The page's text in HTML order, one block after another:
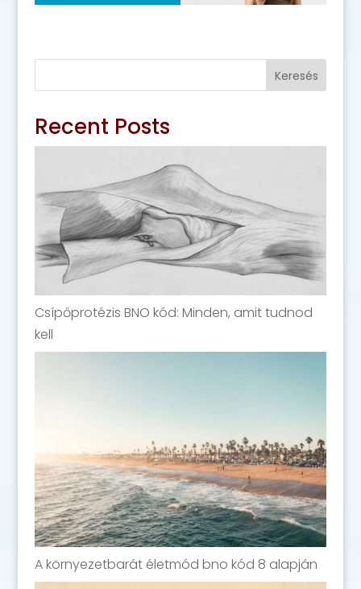
Keresés
Recent Posts
Csípőprotézis BNO kód: Minden, amit tudnod
kell
A környezetbarát életmód bno kód 8 alapján